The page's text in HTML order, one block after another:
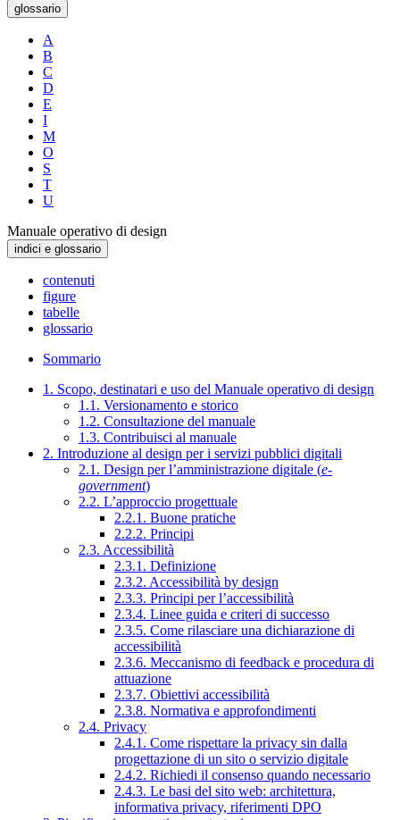
glossario
A
B
C
D
E
I
M
O
S
T
U
Manuale operativo di design
indici e glossario
contenuti
figure
tabelle
glossario
Sommario
1. Scopo, destinatari e uso del Manuale operativo di design
1.1. Versionamento e storico
1.2. Consultazione del manuale
1.3. Contribuisci al manuale
2. Introduzione al design per i servizi pubblici digitali
2.1. Design per l’amministrazione digitale (e-
government)
2.2. L’approccio progettuale
2.2.1. Buone pratiche
2.2.2. Principi
2.3. Accessibilità
2.3.1. Definizione
2.3.2. Accessibilità by design
2.3.3. Principi per l’accessibilità
2.3.4. Linee guida e criteri di successo
2.3.5. Come rilasciare una dichiarazione di
accessibilità
2.3.6. Meccanismo di feedback e procedura di
attuazione
2.3.7. Obiettivi accessibilità
2.3.8. Normativa e approfondimenti
2.4. Privacy
2.4.1. Come rispettare la privacy sin dalla
progettazione di un sito o servizio digitale
2.4.2. Richiedi il consenso quando necessario
2.4.3. Le basi del sito web: architettura,
informativa privacy, riferimenti DPO